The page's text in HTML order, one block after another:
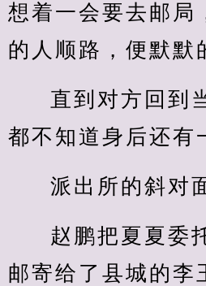
想着一会要去邮局
的人顺路，便默默
直到对方回到
都不知道身后还有
派出所的斜对
赵鹏把夏夏委
邮寄给了县城的李